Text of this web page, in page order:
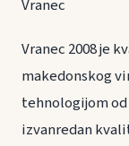
Vranec
Vranec 2008 je
makedonskog
tehnologijom od
izvanredan